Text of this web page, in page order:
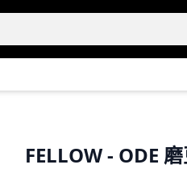
FELLOW - ODE